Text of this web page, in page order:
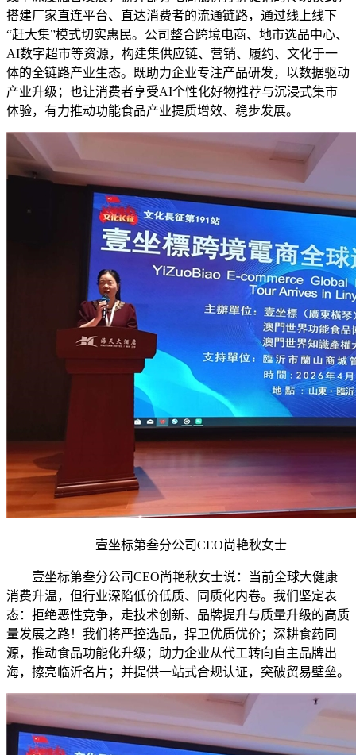
搭建厂家直连平台、直达消费者的流通链路，通过线上线下
“赶大集”模式切实惠民。公司整合跨境电商、地市选品中心、
AI数字超市等资源，构建集供应链、营销、履约、文化于一
体的全链路产业生态。既助力企业专注产品研发，以数据驱动
产业升级；也让消费者享受AI个性化好物推荐与沉浸式集市
体验，有力推动功能食品产业提质增效、稳步发展。
壹坐标第叁分公司CEO尚艳秋女士
壹坐标第叁分公司CEO尚艳秋女士说：当前全球大健康
消费升温，但行业深陷低价低质、同质化内卷。我们坚定表
态：拒绝恶性竞争，走技术创新、品牌提升与质量升级的高质
量发展之路！我们将严控选品，捍卫优质优价；深耕食药同
源，推动食品功能化升级；助力企业从代工转向自主品牌出
海，擦亮临沂名片；并提供一站式合规认证，突破贸易壁垒。